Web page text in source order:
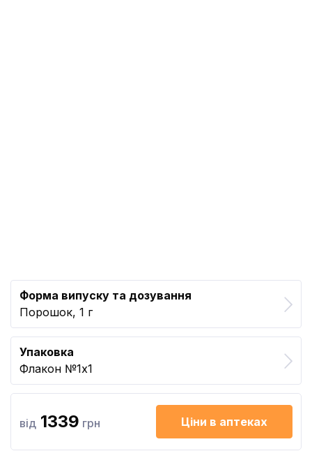
Форма випуску та дозування
Порошок, 1 г
Упаковка
Флакон №1x1
від 1339 грн Ціни в аптеках